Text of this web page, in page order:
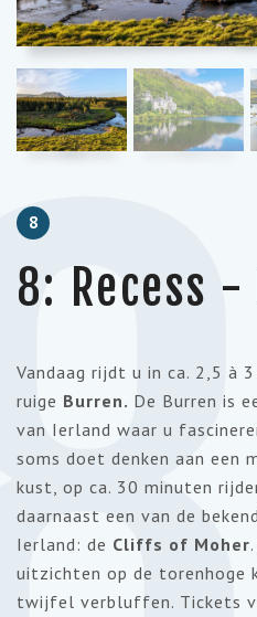
8
8: Recess
Vandaag rijdt u in ca. 2,5 à
ruige Burren. De Burren is
van Ierland waar u
soms doet denken aan een
kust, op ca. 30 minuten
daarnaast een van de
Ierland: de Cliffs of Moher
uitzichten op de torenhoge
twijfel verbluffen. Tickets